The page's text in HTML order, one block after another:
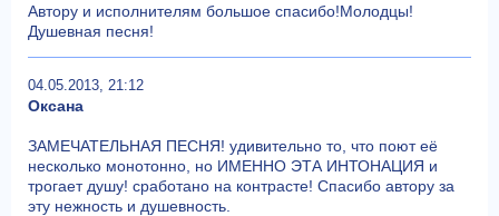
Автору и исполнителям большое спасибо!Молодцы!
Душевная песня!
04.05.2013, 21:12
Оксана
ЗАМЕЧАТЕЛЬНАЯ ПЕСНЯ! удивительно то, что поют её
несколько монотонно, но ИМЕННО ЭТА ИНТОНАЦИЯ и
трогает душу! сработано на контрасте! Спасибо автору за
эту нежность и душевность.